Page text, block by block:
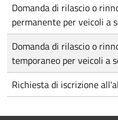
Domanda di rilascio o
permanente per veicoli a
Domanda di rilascio o
temporaneo per veicoli a
Richiesta di iscrizione